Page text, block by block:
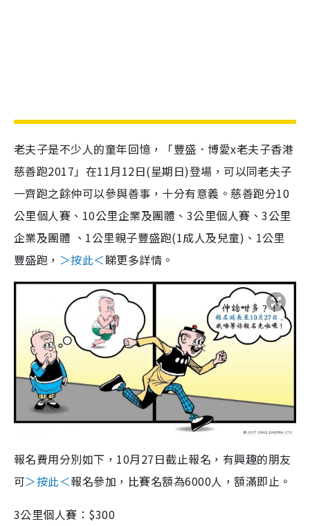
老夫子是不少人的童年回憶，「豐盛．博愛x老夫子香港
慈善跑2017」在11月12日(星期日)登場，可以同老夫子
一齊跑之餘仲可以參與善事，十分有意義。慈善跑分10
公里個人賽、10公里企業及團體、3公里個人賽、3公里
企業及團體 、1公里親子豐盛跑(1成人及兒童)、1公里
豐盛跑， ＞按此＜睇更多詳情。
報名費用分別如下，10月27日截止報名，有興趣的朋友
可＞按此＜報名參加，比賽名額為6000人，額滿即止。
3公里個人賽：$300